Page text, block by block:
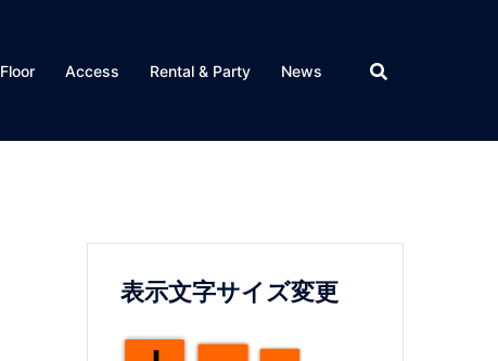
Floor Access Rental & Party News
表示文字サイズ変更